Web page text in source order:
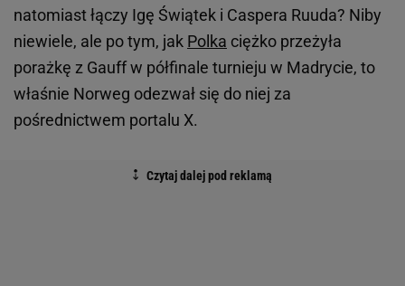
natomiast łączy Igę Świątek i Caspera Ruuda? Niby
niewiele, ale po tym, jak Polka ciężko przeżyła
porażkę z Gauff w półfinale turnieju w Madrycie, to
właśnie Norweg odezwał się do niej za
pośrednictwem portalu X.